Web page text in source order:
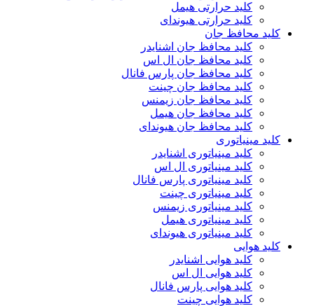
کلید حرارتی هیمل
کلید حرارتی هیوندای
کلید محافظ جان
کلید محافظ جان اشنایدر
کلید محافظ جان ال اس
کلید محافظ جان پارس فانال
کلید محافظ جان چینت
کلید محافظ جان زیمنس
کلید محافظ جان هیمل
کلید محافظ جان هیوندای
کلید مینیاتوری
کلید مینیاتوری اشنایدر
کلید مینیاتوری ال اس
کلید مینیاتوری پارس فانال
کلید مینیاتوری چینت
کلید مینیاتوری زیمنس
کلید مینیاتوری هیمل
کلید مینیاتوری هیوندای
کلید هوایی
کلید هوایی اشنایدر
کلید هوایی ال اس
کلید هوایی پارس فانال
کلید هوایی چینت